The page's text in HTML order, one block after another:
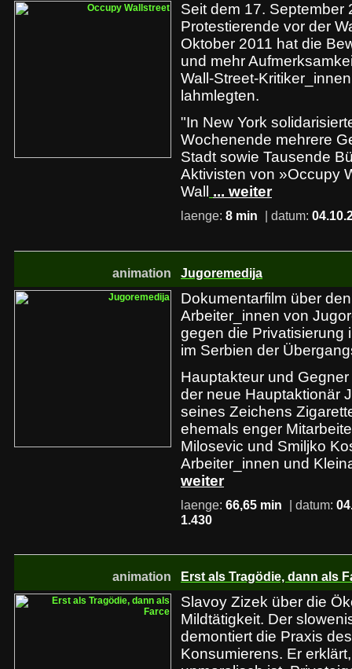
Seit dem 17. September
Protestierende vor der
Oktober 2011 hat die
und mehr
Wall-Street-
lahmlegten.
"In New York
Wochenende mehrere
Stadt sowie Tausende
Aktivisten von »Occupy
Wall
... weiter
laenge: 8 min | datum:
animation Jugoremedija
Dokumentarfilm über
Arbeiter_innen von
gegen die Privatisierung
im Serbien der
Hauptakteur und
der neue Hauptaktionär
seines Zeichens
ehemals enger
Milosevic und Smiljko
Arbeiter_innen und
weiter
laenge: 66,65 min | datum:
1.430
animation Erst als Tragödie, dann als
Slavoy Zizek über die
Mildtätigkeit. Der
demontiert die Praxis
Konsumierens. Er